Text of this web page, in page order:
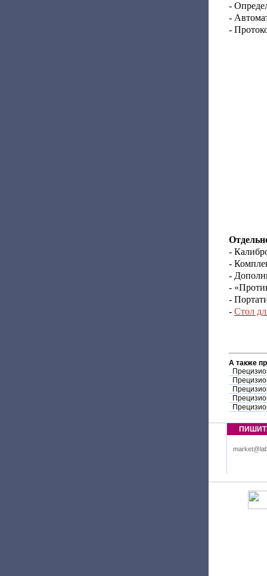
-
-
-
-
-
-
-
-
- Стол
А также